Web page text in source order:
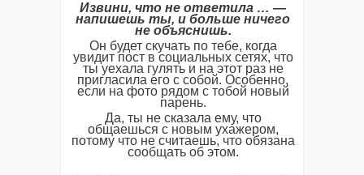
Извини, что не ответила … —
напишешь ты, и больше ничего
не объяснишь.
Он будет скучать по тебе, когда
увидит пост в социальных сетях, что
ты уехала гулять и на этот раз не
пригласила его с собой. Особенно,
если на фото рядом с тобой новый
парень.
Да, ты не сказала ему, что
общаешься с новым ухажером,
потому что не считаешь, что обязана
сообщать об этом.